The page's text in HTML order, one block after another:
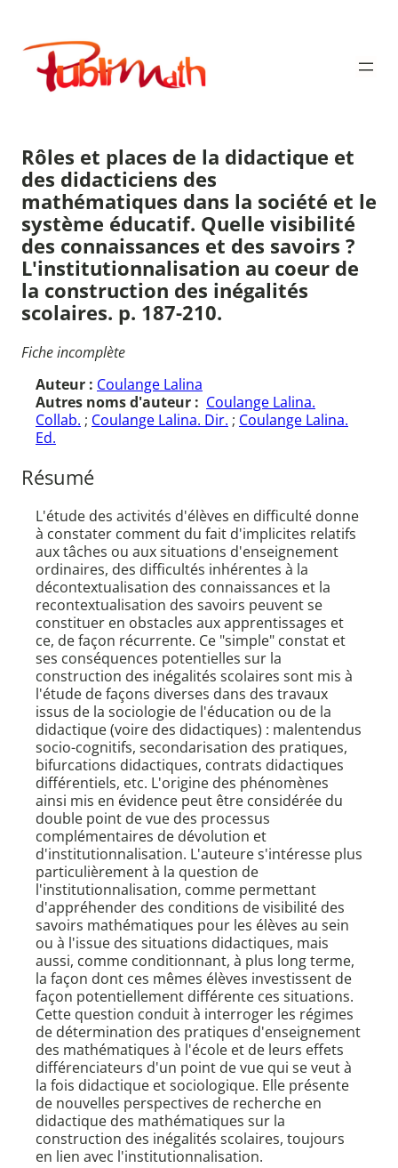
contenu
Publimath
Rôles et places de la didactique et
des didacticiens des
mathématiques dans la société et le
système éducatif. Quelle visibilité
des connaissances et des savoirs ?
L'institutionnalisation au coeur de
la construction des inégalités
scolaires. p. 187-210.
Fiche incomplète
Auteur : Coulange Lalina
Autres noms d'auteur : Coulange Lalina.
Collab. ; Coulange Lalina. Dir. ; Coulange Lalina.
Ed.
Résumé
L'étude des activités d'élèves en difficulté donne
à constater comment du fait d'implicites relatifs
aux tâches ou aux situations d'enseignement
ordinaires, des difficultés inhérentes à la
décontextualisation des connaissances et la
recontextualisation des savoirs peuvent se
constituer en obstacles aux apprentissages et
ce, de façon récurrente. Ce "simple" constat et
ses conséquences potentielles sur la
construction des inégalités scolaires sont mis à
l'étude de façons diverses dans des travaux
issus de la sociologie de l'éducation ou de la
didactique (voire des didactiques) : malentendus
socio-cognitifs, secondarisation des pratiques,
bifurcations didactiques, contrats didactiques
différentiels, etc. L'origine des phénomènes
ainsi mis en évidence peut être considérée du
double point de vue des processus
complémentaires de dévolution et
d'institutionnalisation. L'auteure s'intéresse plus
particulièrement à la question de
l'institutionnalisation, comme permettant
d'appréhender des conditions de visibilité des
savoirs mathématiques pour les élèves au sein
ou à l'issue des situations didactiques, mais
aussi, comme conditionnant, à plus long terme,
la façon dont ces mêmes élèves investissent de
façon potentiellement différente ces situations.
Cette question conduit à interroger les régimes
de détermination des pratiques d'enseignement
des mathématiques à l'école et de leurs effets
différenciateurs d'un point de vue qui se veut à
la fois didactique et sociologique. Elle présente
de nouvelles perspectives de recherche en
didactique des mathématiques sur la
construction des inégalités scolaires, toujours
en lien avec l'institutionnalisation.